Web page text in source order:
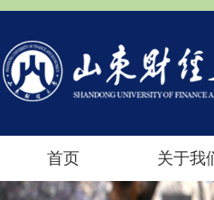
首页 关于我